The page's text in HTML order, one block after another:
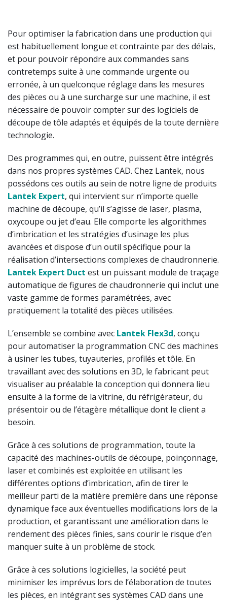
Pour optimiser la fabrication dans une production qui
est habituellement longue et contrainte par des délais,
et pour pouvoir répondre aux commandes sans
contretemps suite à une commande urgente ou
erronée, à un quelconque réglage dans les mesures
des pièces ou à une surcharge sur une machine, il est
nécessaire de pouvoir compter sur des logiciels de
découpe de tôle adaptés et équipés de la toute dernière
technologie.
Des programmes qui, en outre, puissent être intégrés
dans nos propres systèmes CAD. Chez Lantek, nous
possédons ces outils au sein de notre ligne de produits
Lantek Expert, qui intervient sur n’importe quelle
machine de découpe, qu’il s’agisse de laser, plasma,
oxycoupe ou jet d’eau. Elle comporte les algorithmes
d’imbrication et les stratégies d’usinage les plus
avancées et dispose d’un outil spécifique pour la
réalisation d’intersections complexes de chaudronnerie.
Lantek Expert Duct est un puissant module de traçage
automatique de figures de chaudronnerie qui inclut une
vaste gamme de formes paramétrées, avec
pratiquement la totalité des pièces utilisées.
L’ensemble se combine avec Lantek Flex3d, conçu
pour automatiser la programmation CNC des machines
à usiner les tubes, tuyauteries, profilés et tôle. En
travaillant avec des solutions en 3D, le fabricant peut
visualiser au préalable la conception qui donnera lieu
ensuite à la forme de la vitrine, du réfrigérateur, du
présentoir ou de l’étagère métallique dont le client a
besoin.
Grâce à ces solutions de programmation, toute la
capacité des machines-outils de découpe, poinçonnage,
laser et combinés est exploitée en utilisant les
différentes options d’imbrication, afin de tirer le
meilleur parti de la matière première dans une réponse
dynamique face aux éventuelles modifications lors de la
production, et garantissant une amélioration dans le
rendement des pièces finies, sans courir le risque d’en
manquer suite à un problème de stock.
Grâce à ces solutions logicielles, la société peut
minimiser les imprévus lors de l’élaboration de toutes
les pièces, en intégrant ses systèmes CAD dans une